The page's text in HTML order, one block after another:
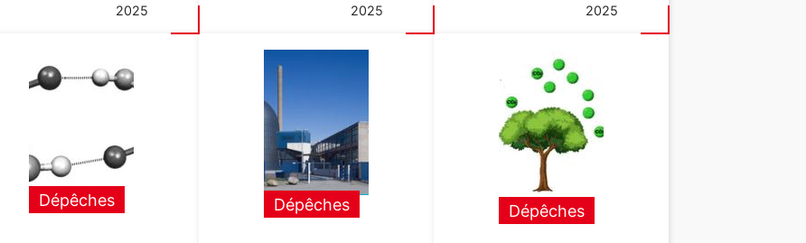
2025
2025
2025
Dépêches Dépêches Dépêches